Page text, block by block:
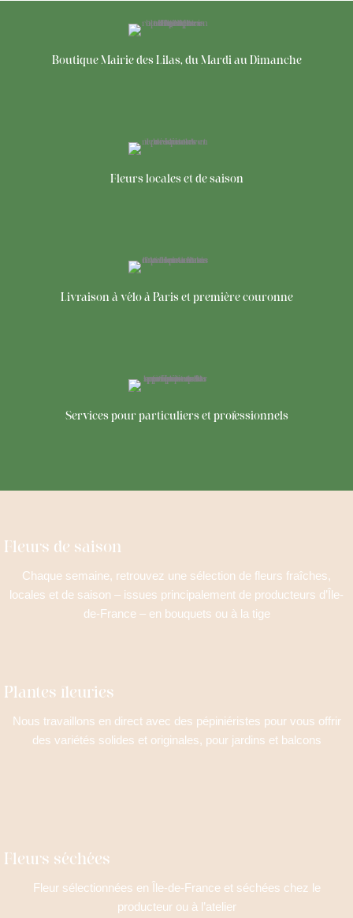
Boutique Mairie des Lilas, du Mardi au Dimanche
Fleurs locales et de saison
Livraison à vélo à Paris et première couronne
Services pour particuliers et professionnels
Fleurs de saison
Chaque semaine, retrouvez une sélection de fleurs fraîches,
locales et de saison – issues principalement de producteurs d’Île-
de-France – en bouquets ou à la tige
Plantes fleuries
Nous travaillons en direct avec des pépiniéristes pour vous offrir
des variétés solides et originales, pour jardins et balcons
Fleurs séchées
Fleur sélectionnées en Île-de-France et séchées chez le
producteur ou à l’atelier